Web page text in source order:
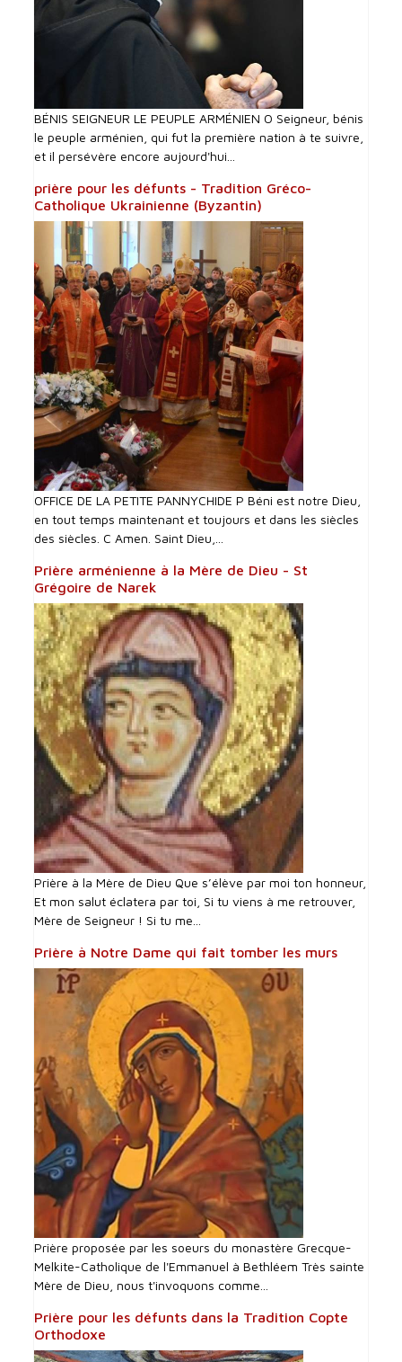
BÉNIS SEIGNEUR LE PEUPLE ARMÉNIEN O Seigneur, bénis
le peuple arménien, qui fut la première nation à te suivre,
et il persévère encore aujourd'hui...
prière pour les défunts - Tradition Gréco-
Catholique Ukrainienne (Byzantin)
OFFICE DE LA PETITE PANNYCHIDE P Béni est notre Dieu,
en tout temps maintenant et toujours et dans les siècles
des siècles. C Amen. Saint Dieu,...
Prière arménienne à la Mère de Dieu - St
Grégoire de Narek
Prière à la Mère de Dieu Que s’élève par moi ton honneur,
Et mon salut éclatera par toi, Si tu viens à me retrouver,
Mère de Seigneur ! Si tu me...
Prière à Notre Dame qui fait tomber les murs
Prière proposée par les soeurs du monastère Grecque-
Melkite-Catholique de l'Emmanuel à Bethléem Très sainte
Mère de Dieu, nous t'invoquons comme...
Prière pour les défunts dans la Tradition Copte
Orthodoxe